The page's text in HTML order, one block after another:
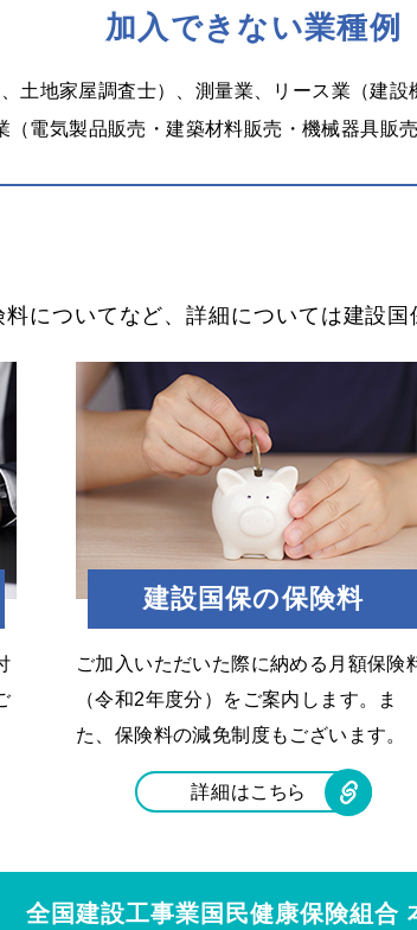
加入できない業種例
土地家屋調査士）、測量業、リース業（建設
（電気製品販売・建築材料販売・機械器具販
についてなど、詳細については建設国
建設国保の保険料
ご加入いただいた際に納める月額保険
（令和2年度分）をご案内します。ま
た、保険料の減免制度もございます。
詳細はこちら
全国建設工事業国民健康保険組合